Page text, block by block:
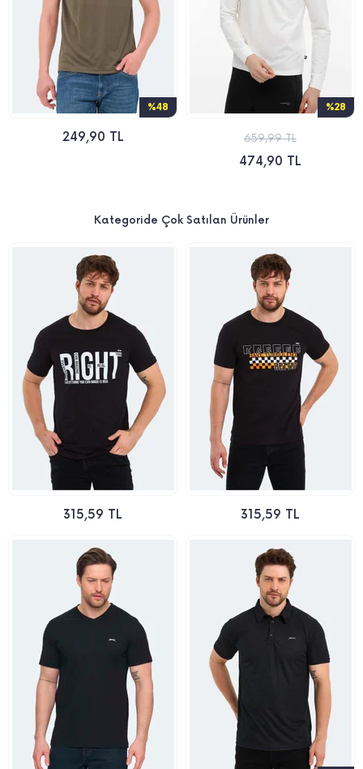
%48
249,90 TL
%28
659,99 TL
474,90 TL
Kategoride Çok Satılan Ürünler
315,59 TL 315,59 TL